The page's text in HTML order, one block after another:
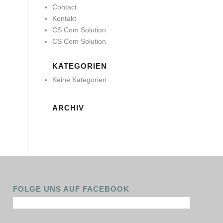
Contact
Kontakt
CS Com Solution
CS Com Solution
KATEGORIEN
Keine Kategorien
ARCHIV
FOLGE UNS AUF FACEBOOK